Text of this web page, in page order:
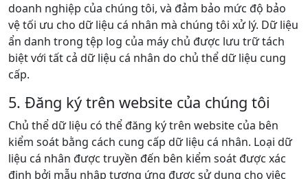
doanh nghiệp của chúng tôi, và đảm bảo mức độ bảo
vệ tối ưu cho dữ liệu cá nhân mà chúng tôi xử lý. Dữ liệu
ẩn danh trong tệp log của máy chủ được lưu trữ tách
biệt với tất cả dữ liệu cá nhân do chủ thể dữ liệu cung
cấp.
5. Đăng ký trên website của chúng tôi
Chủ thể dữ liệu có thể đăng ký trên website của bên
kiểm soát bằng cách cung cấp dữ liệu cá nhân. Loại dữ
liệu cá nhân được truyền đến bên kiểm soát được xác
định bởi mẫu nhập tương ứng được sử dụng cho việc